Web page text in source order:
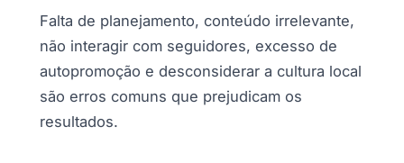
Falta de planejamento, conteúdo irrelevante,
não interagir com seguidores, excesso de
autopromoção e desconsiderar a cultura local
são erros comuns que prejudicam os
resultados.